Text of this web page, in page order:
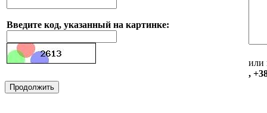
Введите код, указанный на картинке:
или
,